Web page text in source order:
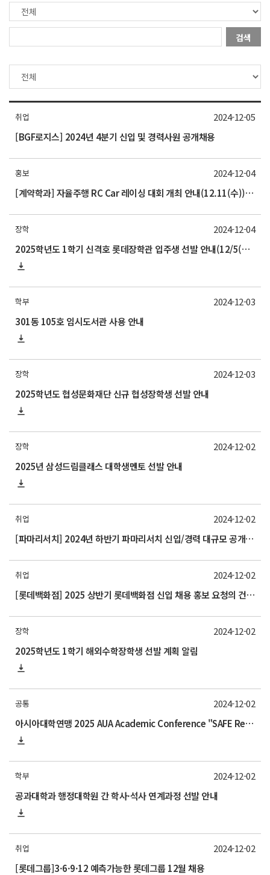
검색
취업
[BGF로지스] 2024년 4분기 신입 및 경력사원 공개채용
2024-12-05
홍보
[계약학과] 자율주행 RC Car 레이싱 대회 개최 안내(12.11(수)) 홈페이지 홍보
2024-12-04
장학
2025학년도 1학기 신격호 롯데장학관 입주생 선발 안내(12/5(목) 10:00 기한엄수)
2024-12-04
학부
301동 105호 임시도서관 사용 안내
2024-12-03
장학
2025학년도 협성문화재단 신규 협성장학생 선발 안내
2024-12-03
장학
2025년 삼성드림클래스 대학생멘토 선발 안내
2024-12-02
취업
[파마리서치] 2024년 하반기 파마리서치 신입/경력 대규모 공개채용 모집 (~12/27) 홍보 요청의 건
2024-12-02
취업
[롯데백화점] 2025 상반기 롯데백화점 신입 채용 홍보 요청의 건 (~12/25)
2024-12-02
장학
2025학년도 1학기 해외수학장학생 선발 계획 알림
2024-12-02
공통
아시아대학연맹 2025 AUA Academic Conference "SAFE Reproductive Health" 참가 안내
2024-12-02
학부
공과대학과 행정대학원 간 학사·석사 연계과정 선발 안내
2024-12-02
취업
[롯데그룹]3·6·9·12 예측가능한 롯데그룹 12월 채용
2024-12-02